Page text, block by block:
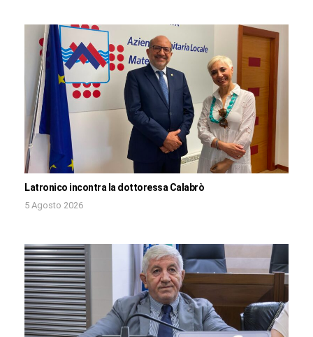
Latronico incontra la dottoressa Calabrò
5 Agosto 2026